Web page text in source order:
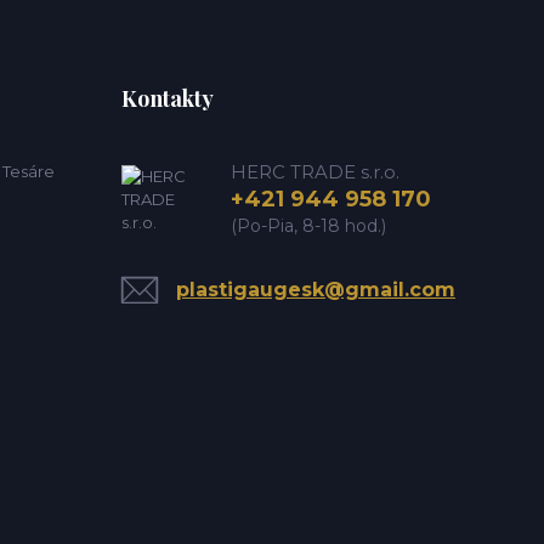
Kontakty
HERC TRADE s.r.o.
+421 944 958 170
(Po-Pia, 8-18 hod.)
plastigaugesk@gmail.com